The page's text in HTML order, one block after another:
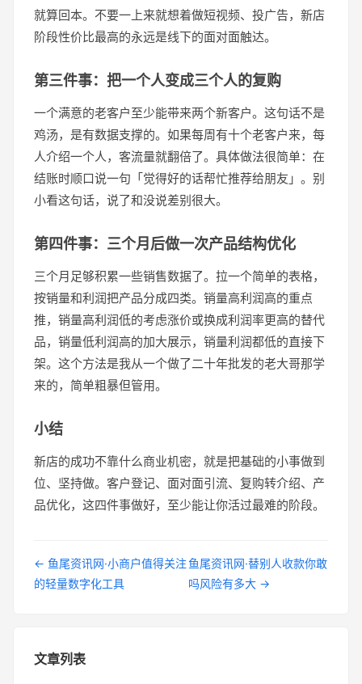
就算回本。不要一上来就想着做短视频、投广告，新店
阶段性价比最高的永远是线下的面对面触达。
第三件事：把一个人变成三个人的复购
一个满意的老客户至少能带来两个新客户。这句话不是
鸡汤，是有数据支撑的。如果每周有十个老客户来，每
人介绍一个人，客流量就翻倍了。具体做法很简单：在
结账时顺口说一句「觉得好的话帮忙推荐给朋友」。别
小看这句话，说了和没说差别很大。
第四件事：三个月后做一次产品结构优化
三个月足够积累一些销售数据了。拉一个简单的表格，
按销量和利润把产品分成四类。销量高利润高的重点
推，销量高利润低的考虑涨价或换成利润率更高的替代
品，销量低利润高的加大展示，销量利润都低的直接下
架。这个方法是我从一个做了二十年批发的老大哥那学
来的，简单粗暴但管用。
小结
新店的成功不靠什么商业机密，就是把基础的小事做到
位、坚持做。客户登记、面对面引流、复购转介绍、产
品优化，这四件事做好，至少能让你活过最难的阶段。
← 鱼尾资讯网·小商户值得关注
的轻量数字化工具
鱼尾资讯网·替别人收款你敢
吗风险有多大 →
文章列表